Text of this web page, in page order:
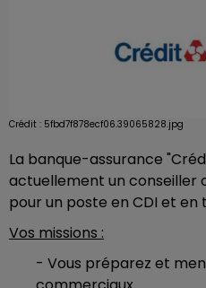
Crédit : 5fbd7f878ecf06.39065828.jpg
La banque-assurance
actuellement un conseiller
pour un poste en CDI et en
Vos missions :
- Vous préparez et